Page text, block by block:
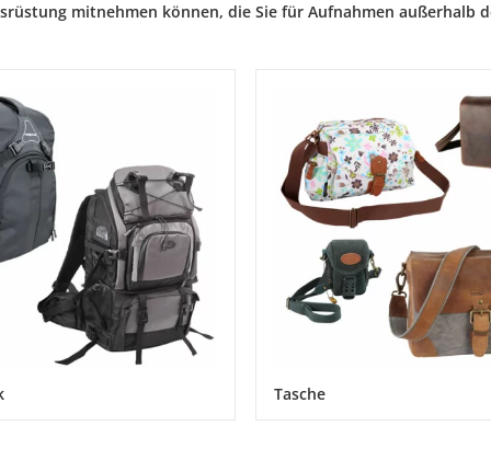
mitnehmen können, die Sie für Aufnahmen außerhalb
Tasche